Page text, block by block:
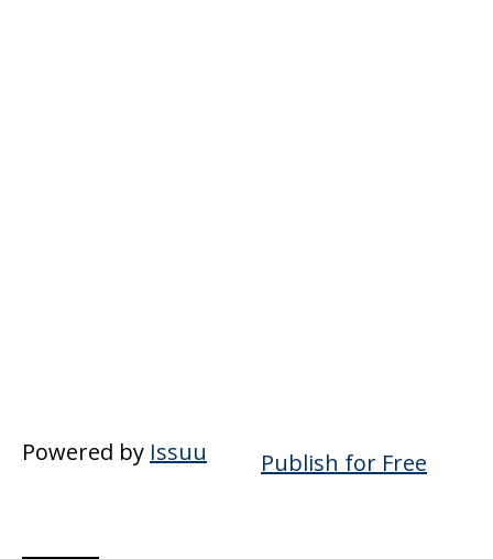
Powered by Issuu Publish for Free